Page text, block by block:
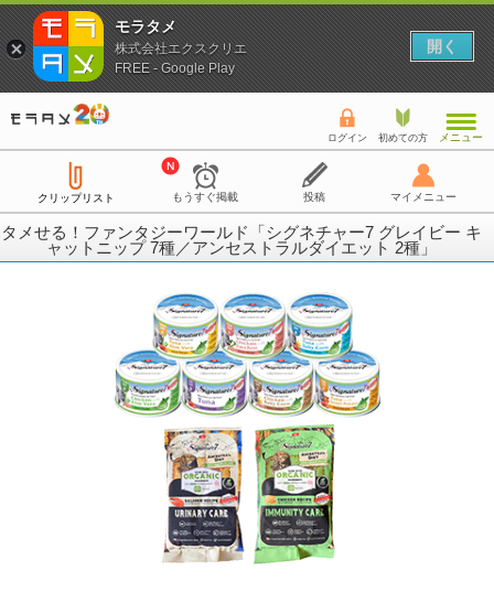
ログイン 初めての方 メニュー
クリップリスト もうすぐ掲載 投稿 マイメニュー
タメせる！ファンタジーワールド「シグネチャー7 グレイビー キ
ャットニップ 7種／アンセストラルダイエット 2種」
モラタメ
株式会社エクスクリエ
FREE - Google Play
開く